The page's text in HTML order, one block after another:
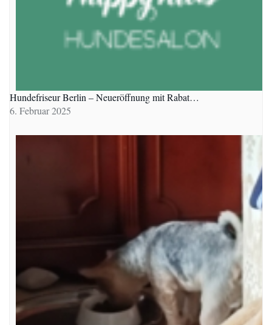
Hundefriseur Berlin – Neueröffnung mit Rabat…
6. Februar 2025